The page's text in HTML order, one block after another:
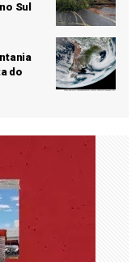
Sul
do